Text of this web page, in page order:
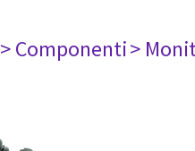
> Componenti>